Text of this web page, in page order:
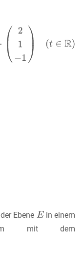
Ebene
in einem
mit dem